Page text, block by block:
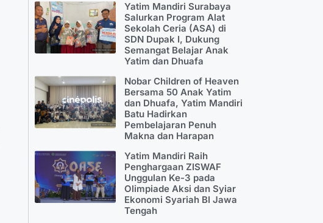
Yatim Mandiri Surabaya
Salurkan Program Alat
Sekolah Ceria (ASA) di
SDN Dupak I, Dukung
Semangat Belajar Anak
Yatim dan Dhuafa
Nobar Children of Heaven
Bersama 50 Anak Yatim
dan Dhuafa, Yatim Mandiri
Batu Hadirkan
Pembelajaran Penuh
Makna dan Harapan
Yatim Mandiri Raih
Penghargaan ZISWAF
Unggulan Ke-3 pada
Olimpiade Aksi dan Syiar
Ekonomi Syariah BI Jawa
Tengah